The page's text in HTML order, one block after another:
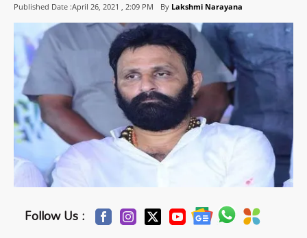
Published Date :April 26, 2021 , 2:09 PM By Lakshmi Narayana
Follow Us :